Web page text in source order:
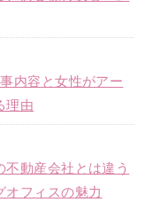
内容と女性がアー
理由
不動産会社とは違う
オフィスの魅力